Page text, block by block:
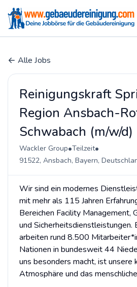
Alle Jobs
Reinigungskraft
Region Ansbach-
Schwabach (m/w/d)
Wackler Group•Teilzeit•
91522, Ansbach, Bayern,
Wir sind ein modernes
mit mehr als 115 Jahren
Bereichen Facility Management,
und Sicherheitsdienstleistungen.
arbeiten rund 8.500
Nationen in bundesweit 44
uns besonders macht, ist unsere
Atmosphäre und das